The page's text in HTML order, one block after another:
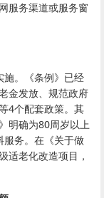
服务渠道或服务窗
。《条例》已经
金发放、规范政府
4个配套政策。其
明确为80周岁以上
服务。在《关于做
适老化改造项目，